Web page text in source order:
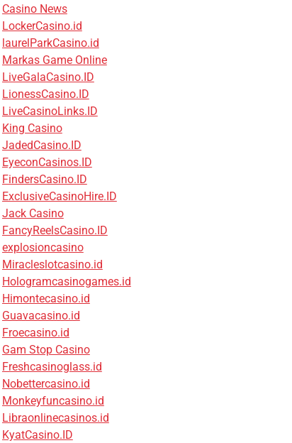
Casino News
LockerCasino.id
laurelParkCasino.id
Markas Game Online
LiveGalaCasino.ID
LionessCasino.ID
LiveCasinoLinks.ID
King Casino
JadedCasino.ID
EyeconCasinos.ID
FindersCasino.ID
ExclusiveCasinoHire.ID
Jack Casino
FancyReelsCasino.ID
explosioncasino
Miracleslotcasino.id
Hologramcasinogames.id
Himontecasino.id
Guavacasino.id
Froecasino.id
Gam Stop Casino
Freshcasinoglass.id
Nobettercasino.id
Monkeyfuncasino.id
Libraonlinecasinos.id
KyatCasino.ID